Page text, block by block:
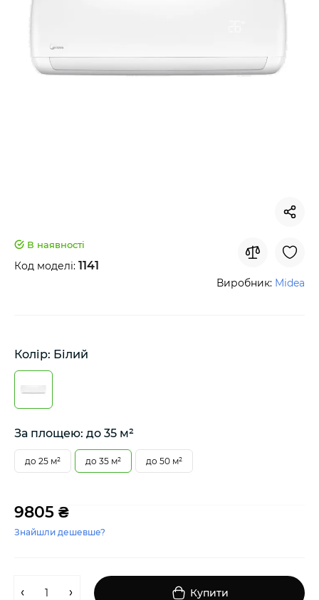
В наявності
Код моделі: 1141
Виробник: Midea
Колір: Білий
За площею: до 35 м²
до 25 м² до 35 м² до 50 м²
9805 ₴
Знайшли дешевше?
Купити